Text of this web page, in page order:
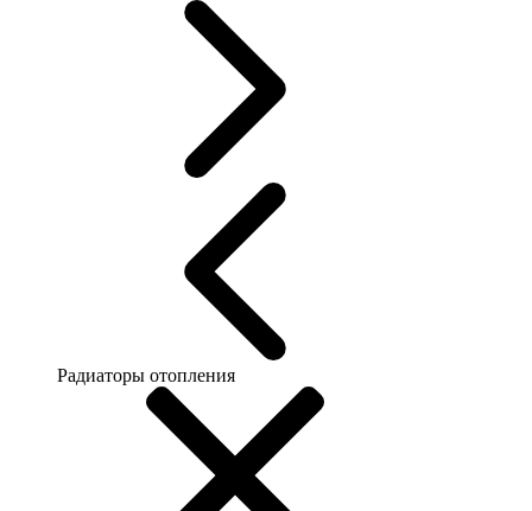
Радиаторы отопления